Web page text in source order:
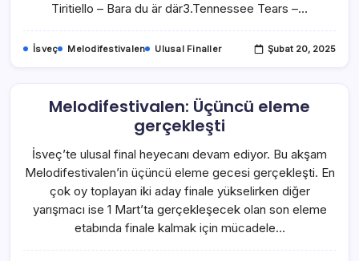
Tiritiello – Bara du är där3.Tennessee Tears –…
İsveç Melodifestivalen Ulusal Finaller Şubat 20, 2025
Melodifestivalen: Üçüncü eleme
gerçekleşti
İsveç’te ulusal final heyecanı devam ediyor. Bu akşam
Melodifestivalen’in üçüncü eleme gecesi gerçekleşti. En
çok oy toplayan iki aday finale yükselirken diğer
yarışmacı ise 1 Mart’ta gerçekleşecek olan son eleme
etabında finale kalmak için mücadele…